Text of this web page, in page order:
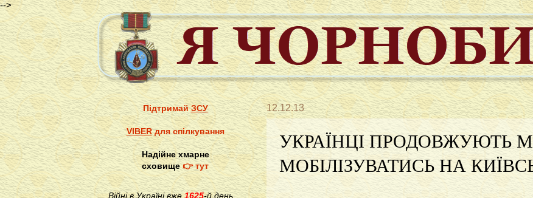
-->
12.12.13
УКРАЇНЦІ ПРОДОВЖУЮТЬ
МОБІЛІЗУВАТИСЬ НА
ПідтримайЗСУ
VIBERдля спілкування
Надійне хмарне
сховище👉 тут
Війні в Україні вже1625-й день.